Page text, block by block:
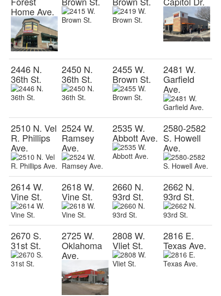
Home Ave.
2446 N.
36th St.
2450 N.
36th St.
2455 W.
Brown St.
2481 W.
Garfield
Ave.
2510 N. Vel
R. Phillips
Ave.
2524 W.
Ramsey
Ave.
2535 W.
Abbott Ave.
2580-2582
S. Howell
Ave.
2614 W.
Vine St.
2618 W.
Vine St.
2660 N.
93rd St.
2662 N.
93rd St.
2670 S.
31st St.
2725 W.
Oklahoma
Ave.
2808 W.
Vliet St.
2816 E.
Texas Ave.